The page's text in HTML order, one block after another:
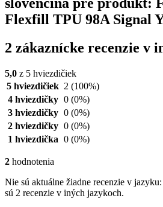
slovenčina pre produkt:
Flexfill TPU 98A Signal
2 zákaznícke recenzie v
5,0 z 5 hviezdičiek
5 hviezdičiek 2 (100%)
4 hviezdičky 0 (0%)
3 hviezdičky 0 (0%)
2 hviezdičky 0 (0%)
1 hviezdička 0 (0%)
2 hodnotenia
Nie sú aktuálne žiadne recenzie v
sú 2 recenzie v iných jazykoch.